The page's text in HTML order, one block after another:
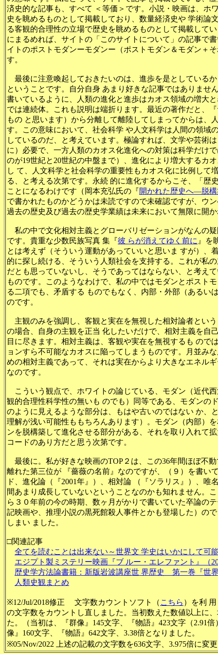
済史的な記事も、すべて ＜等価＞です。小説・映画は、ホ
史を眺めるものとして掲載しており、数量経済史や 学術論
る客観的合理性の立場で歴史を眺めるものとして掲載して
にまるめれば、サイトの「このサイトについて」の記事で
イトのポストモダンーモダンー（ポストモダン＆モダン＋
す。
最後に注意喚起しておきたいのは、進歩を是としている
ということです。自分自身 あまり好きな記事ではありませ
書いているように、人類の進化と進歩はカオス領域の増大
では連続体。これも説明は端折ります。最近の著作だと、
もの と思います）から分離して離陸してしまってからは、
す。この意味において、社会科学 や人文科学は人間の領域
しているのだ、と考えています。極論すれば、文学や芸術
に）必要で、一方人類のカオス化進化への対策は科学だけ
のが19世紀と20世紀の中盤まで）、進化により増大するカ
し て、人文科学と社会科学の重要性もカオス化に比例して
る、と考える次第です。永続 的に進化するからこそ、「歴
ことになるわけです（岡本充弘氏の『開かれた歴史へ―脱
で書かれたものかどうかは未読ですので未確認ですが、ウ
過去の歴史及び過去の歴史学業績は未来において無限に開
私の中で文化相対主義とグローバリゼーションがなんの
です。貴重な少数民族写真 集『彼 らが消えてゆく前に 』を
とは考えず（そういう運動があっていいと思いま すが）、
的に探し続ける、そういう人類社会を支持する。これが私
だとも思っていないし、そうであってはならない、と考え
ものです。このようなわけで、私の中ではモダンとポスト
る二項でも、矛盾する ものでもなく、内部・外部（あるい
のです。
主観のみを強調し、客観と実在を無視した相対論者とい
の場合、自身の主観を正当 化したいだけで、相対主義を自
目に尽きます。相対主義は、客観や実在を無視するも ので
ョンすら不可能なカオスに陥ってしまうものです。月並み
めの相対主義であって、それは実在からより大きなエネル
なのです。
こういう観点で、ホワイトの論じている、モダン（近代
観的合理性科学性の無いも のでも）同等である、モダンの
のように見えるような部分は、もはや古いのではない か、
理解が浅い可能性ももちろんあります）。モダン（内部）
ンを脱構築して進化させる部分がある、それを取り入れて
コードのあり方だと思う次第です。
最後に。私が好きな映画のTOP２は、この36年間ほぼ不
離れた第三位が 『薔薇の名前』なのですが、（９）を書い
ド、進化論（『2001年』）、相対論 （『ソラリス』）、
間あまり成長していないということなのかも知れません。
ら３０年前の今の時期、数ヶ月がかりで書いていた卒論の
記映画や、推理小説の黒死館殺人事件とかも登場した）の
しまい ました。
□関連記事
全てを読むことは出来ない～世界文 学史はいかにして可
エジプト製ミステリー映画『ブ ルー・エレファント』（
歴史学方法論書籍：新版岩波講座世 界歴史 第一巻『世
人類史観まとめ
※12/Jul/2018修正 文字数カウントソフト（ こちら ）を利
の文字数をカウントし直しました。当初数えた数値以上に
た。（当初は、『群像』145文字、『物語』423文字（2.91
像』160文字、『物語』642文字、3.38倍となりました。
※05/Nov/2022 上述の記載の文字数を636文字、3.975倍に変